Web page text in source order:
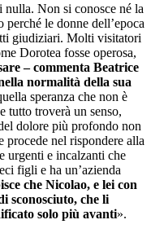
nulla. Non si conosce né la
le donne dell’epoca
giudiziari. Molti visitatori
Dorotea fosse operosa,
– commenta Beatrice
normalità della sua
speranza che non è
tutto troverà un senso,
dolore più profondo non
procede nel rispondere alla
urgenti e incalzanti che
figli e ha un’azienda
che Nicolao, e lei con
sconosciuto, che li
solo più avanti».